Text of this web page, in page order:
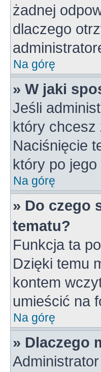
żadnej
dlaczego
Na górę
» W jaki
Jeśli
który chcesz
Naciśnięcie
który po jego
Na górę
» Do czego
tematu?
Funkcja ta
Dzięki temu
kontem
umieścić na
Na górę
» Dlaczego